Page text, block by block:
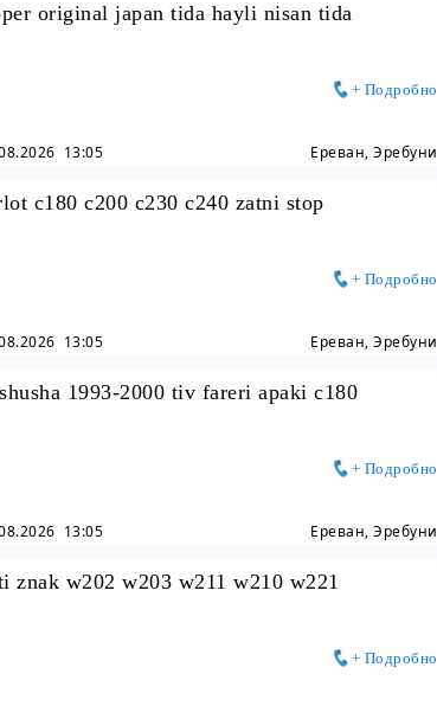
original japan tida hayli nisan tida
+ Подробно
13:05 Ереван, Эребуни
c180 c200 c230 c240 zatni stop
+ Подробно
13:05 Ереван, Эребуни
1993-2000 tiv fareri apaki c180
+ Подробно
13:05 Ереван, Эребуни
znak w202 w203 w211 w210 w221
+ Подробно